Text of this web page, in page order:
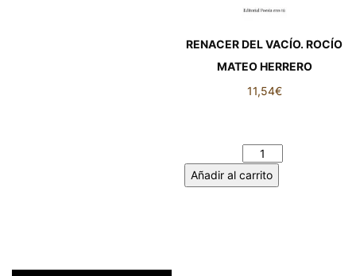
RENACER DEL VACÍO. ROCÍO
MATEO HERRERO
11,54€
Añadir al carrito